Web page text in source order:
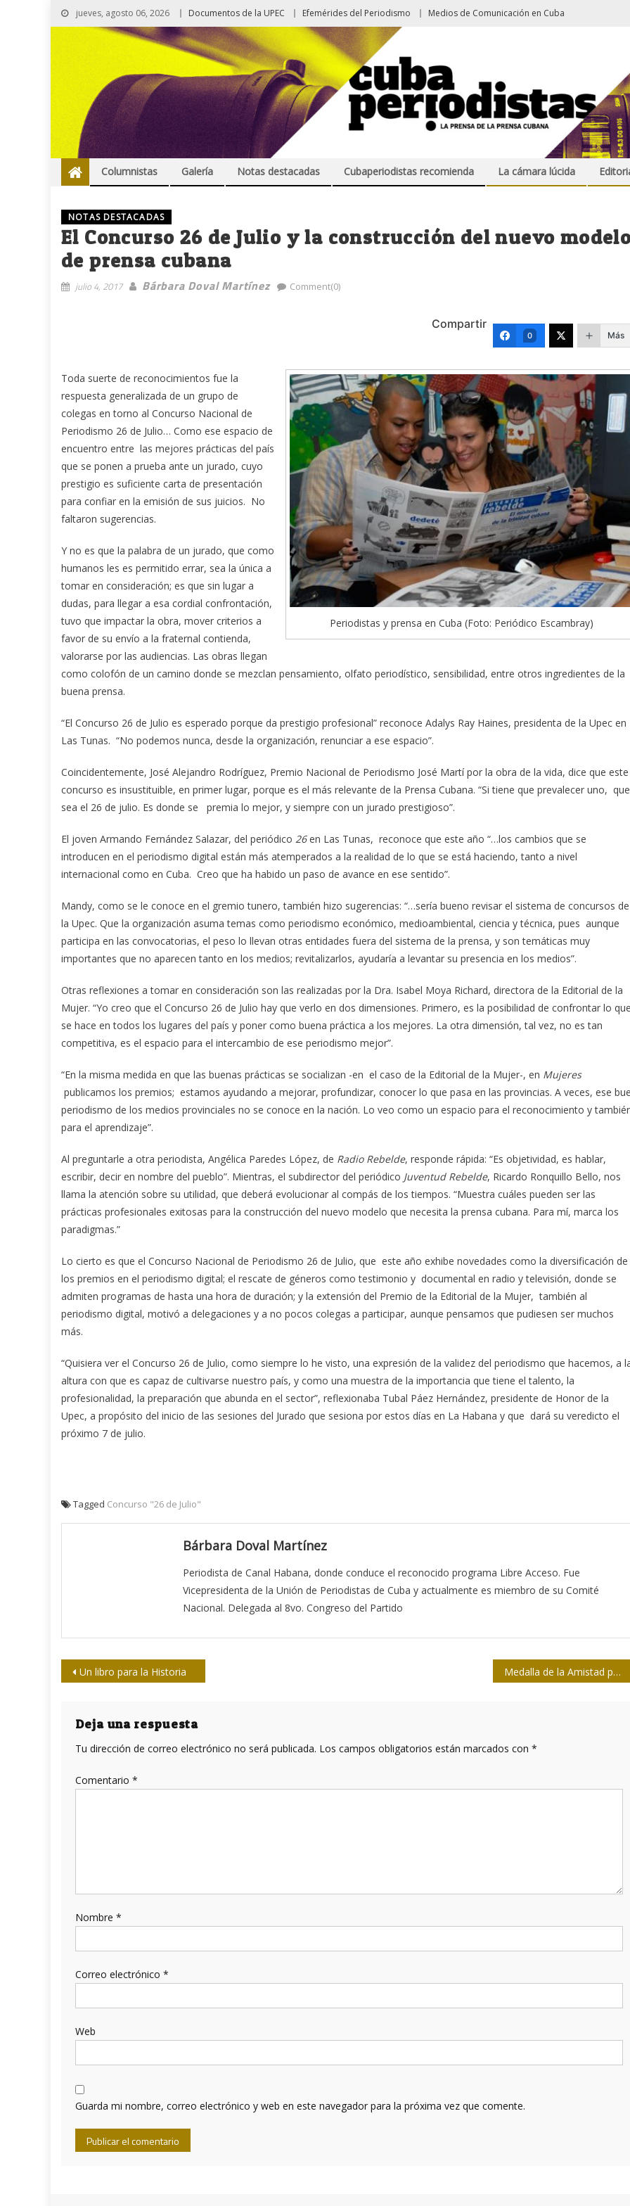
jueves, agosto 06, 2026 Documentos de la UPEC Efemérides del Periodismo Medios de Comunicación en Cuba
Columnistas Galería Notas destacadas Cubaperiodistas recomienda La cámara lúcida
NOTAS DESTACADAS
El Concurso 26 de Julio y la construcción del nuevo
de prensa cubana
julio 4, 2017 Bárbara Doval Martínez Comment(0)
Compartir
0 Más
Periodistas y prensa en Cuba (Foto: Periódico Escambray)
Toda suerte de reconocimientos fue la
respuesta generalizada de un grupo de
colegas en torno al Concurso Nacional de
Periodismo 26 de Julio… Como ese espacio de
encuentro entre las mejores prácticas del país
que se ponen a prueba ante un jurado, cuyo
prestigio es suficiente carta de presentación
para confiar en la emisión de sus juicios. No
faltaron sugerencias.
Y no es que la palabra de un jurado, que como
humanos les es permitido errar, sea la única a
tomar en consideración; es que sin lugar a
dudas, para llegar a esa cordial confrontación,
tuvo que impactar la obra, mover criterios a
favor de su envío a la fraternal contienda,
valorarse por las audiencias. Las obras llegan
como colofón de un camino donde se mezclan pensamiento, olfato periodístico, sensibilidad, entre otros ingredientes de la
buena prensa.
“El Concurso 26 de Julio es esperado porque da prestigio profesional” reconoce Adalys Ray Haines, presidenta de la Upec en
Las Tunas. “No podemos nunca, desde la organización, renunciar a ese espacio”.
Coincidentemente, José Alejandro Rodríguez, Premio Nacional de Periodismo José Martí por la obra de la vida, dice que este
concurso es insustituible, en primer lugar, porque es el más relevante de la Prensa Cubana. “Si tiene que prevalecer uno, que
sea el 26 de julio. Es donde se premia lo mejor, y siempre con un jurado prestigioso”.
El joven Armando Fernández Salazar, del periódico 26en Las Tunas, reconoce que este año “…los cambios que se
introducen en el periodismo digital están más atemperados a la realidad de lo que se está haciendo, tanto a nivel
internacional como en Cuba. Creo que ha habido un paso de avance en ese sentido”.
Mandy, como se le conoce en el gremio tunero, también hizo sugerencias: “…sería bueno revisar el sistema de concursos de
la Upec. Que la organización asuma temas como periodismo económico, medioambiental, ciencia y técnica, pues aunque
participa en las convocatorias, el peso lo llevan otras entidades fuera del sistema de la prensa, y son temáticas muy
importantes que no aparecen tanto en los medios; revitalizarlos, ayudaría a levantar su presencia en los medios”.
Otras reflexiones a tomar en consideración son las realizadas por la Dra. Isabel Moya Richard, directora de la Editorial de la
Mujer. “Yo creo que el Concurso 26 de Julio hay que verlo en dos dimensiones. Primero, es la posibilidad de confrontar lo
se hace en todos los lugares del país y poner como buena práctica a los mejores. La otra dimensión, tal vez, no es tan
competitiva, es el espacio para el intercambio de ese periodismo mejor”.
“En la misma medida en que las buenas prácticas se socializan -en el caso de la Editorial de la Mujer-, en Mujeres
publicamos los premios; estamos ayudando a mejorar, profundizar, conocer lo que pasa en las provincias. A veces, ese
periodismo de los medios provinciales no se conoce en la nación. Lo veo como un espacio para el reconocimiento y
para el aprendizaje”.
Al preguntarle a otra periodista, Angélica Paredes López, de Radio Rebelde, responde rápida: “Es objetividad, es hablar,
escribir, decir en nombre del pueblo”. Mientras, el subdirector del periódico Juventud Rebelde, Ricardo Ronquillo Bello, nos
llama la atención sobre su utilidad, que deberá evolucionar al compás de los tiempos. “Muestra cuáles pueden ser las
prácticas profesionales exitosas para la construcción del nuevo modelo que necesita la prensa cubana. Para mí, marca los
paradigmas.”
Lo cierto es que el Concurso Nacional de Periodismo 26 de Julio, que este año exhibe novedades como la diversificación de
los premios en el periodismo digital; el rescate de géneros como testimonio y documental en radio y televisión, donde se
admiten programas de hasta una hora de duración; y la extensión del Premio de la Editorial de la Mujer, también al
periodismo digital, motivó a delegaciones y a no pocos colegas a participar, aunque pensamos que pudiesen ser muchos
más.
“Quisiera ver el Concurso 26 de Julio, como siempre lo he visto, una expresión de la validez del periodismo que hacemos, a
altura con que es capaz de cultivarse nuestro país, y como una muestra de la importancia que tiene el talento, la
profesionalidad, la preparación que abunda en el sector”, reflexionaba Tubal Páez Hernández, presidente de Honor de la
Upec, a propósito del inicio de las sesiones del Jurado que sesiona por estos días en La Habana y que dará su veredicto el
próximo 7 de julio.
Tagged Concurso "26 de Julio"
Bárbara Doval Martínez
Periodista de Canal Habana, donde conduce el reconocido programa Libre Acceso. Fue
Vicepresidenta de la Unión de Periodistas de Cuba y actualmente es miembro de su Comité
Nacional. Delegada al 8vo. Congreso del Partido
Navegación
entradas
Un libro para la Historia Medalla de la Amistad para Arnold August: ¡Enhorabuena!
Deja una respuesta
Tu dirección de correo electrónico no será publicada. Los campos obligatorios están marcados con *
Comentario *
Nombre *
Correo electrónico *
Web
Guarda mi nombre, correo electrónico y web en este navegador para la próxima vez que comente.